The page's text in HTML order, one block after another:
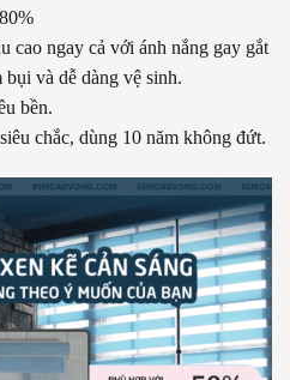
cao ngay cả với ánh nắng gay gắt
và dễ dàng vệ sinh.
bền.
chắc, dùng 10 năm không đứt.